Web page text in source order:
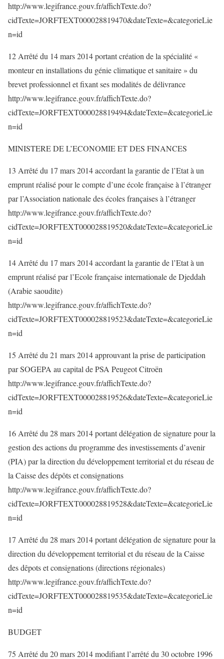
http://www.legifrance.gouv.fr/affichTexte.do?
cidTexte=JORFTEXT000028819470&dateTexte=&categorieLie
n=id
12 Arrêté du 14 mars 2014 portant création de la spécialité «
monteur en installations du génie climatique et sanitaire » du
brevet professionnel et fixant ses modalités de délivrance
http://www.legifrance.gouv.fr/affichTexte.do?
cidTexte=JORFTEXT000028819494&dateTexte=&categorieLie
n=id
MINISTERE DE L’ECONOMIE ET DES FINANCES
13 Arrêté du 17 mars 2014 accordant la garantie de l’Etat à un
emprunt réalisé pour le compte d’une école française à l’étranger
par l’Association nationale des écoles françaises à l’étranger
http://www.legifrance.gouv.fr/affichTexte.do?
cidTexte=JORFTEXT000028819520&dateTexte=&categorieLie
n=id
14 Arrêté du 17 mars 2014 accordant la garantie de l’Etat à un
emprunt réalisé par l’Ecole française internationale de Djeddah
(Arabie saoudite)
http://www.legifrance.gouv.fr/affichTexte.do?
cidTexte=JORFTEXT000028819523&dateTexte=&categorieLie
n=id
15 Arrêté du 21 mars 2014 approuvant la prise de participation
par SOGEPA au capital de PSA Peugeot Citroën
http://www.legifrance.gouv.fr/affichTexte.do?
cidTexte=JORFTEXT000028819526&dateTexte=&categorieLie
n=id
16 Arrêté du 28 mars 2014 portant délégation de signature pour la
gestion des actions du programme des investissements d’avenir
(PIA) par la direction du développement territorial et du réseau de
la Caisse des dépôts et consignations
http://www.legifrance.gouv.fr/affichTexte.do?
cidTexte=JORFTEXT000028819528&dateTexte=&categorieLie
n=id
17 Arrêté du 28 mars 2014 portant délégation de signature pour la
direction du développement territorial et du réseau de la Caisse
des dêpots et consignations (directions régionales)
http://www.legifrance.gouv.fr/affichTexte.do?
cidTexte=JORFTEXT000028819535&dateTexte=&categorieLie
n=id
BUDGET
75 Arrêté du 20 mars 2014 modifiant l’arrêté du 30 octobre 1996